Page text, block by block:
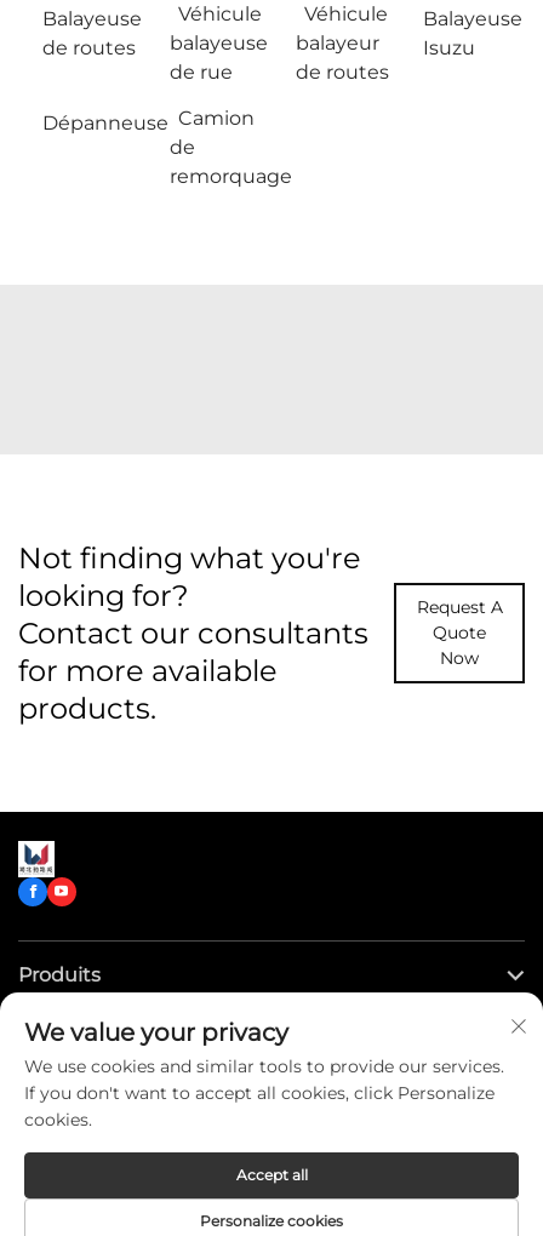
Balayeuse
de routes
Véhicule
balayeuse
de rue
Véhicule
balayeur
de routes
Balayeuse
Isuzu
Dépanneuse Camion
de
remorquage
Not finding what you're
looking for?
Contact our consultants
for more available
products.
Request A
Quote
Now
Produits
Liens rapides
Contactez-nous
Copyright © CLW Special Truck Sales Co.,Ltd. All Rights
We value your privacy
We use cookies and similar tools to provide our services.
If you don't want to accept all cookies, click Personalize
cookies.
Personalize cookies
Accept all